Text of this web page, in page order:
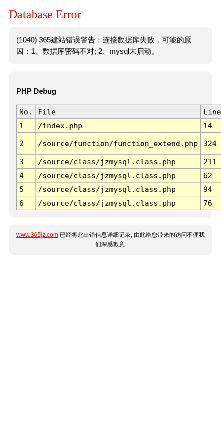
Database Error
(1040) 365建站错误警告：连接数据库失败，可能的原
因：1、数据库密码不对; 2、mysql未启动。
PHP Debug
No. File
Line
1
/index.php 14
2 /source/function/function_extend.php 324
3 /source/class/jzmysql.class.php
211
4
/source/class/jzmysql.class.php
62
5
/source/class/jzmysql.class.php
94
6
/source/class/jzmysql.class.php 76
www.365jz.com 已经将此出错信息详细记录, 由此给您带来的访问不便我
们深感歉意.